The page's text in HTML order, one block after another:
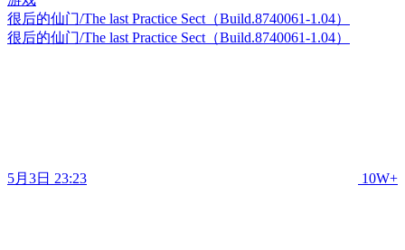
很后的仙门/The last Practice Sect（Build.8740061-1.04）
很后的仙门/The last Practice Sect（Build.8740061-1.04）
5月3日 23:23 10W+